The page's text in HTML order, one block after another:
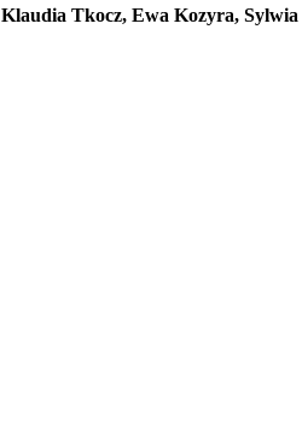
Klaudia Tkocz, Ewa Kozyra, Sylwia